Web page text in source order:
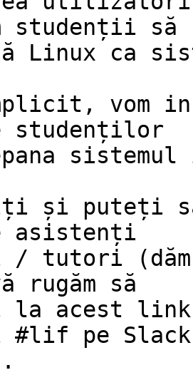
studenții să
Linux ca
vom
studenților
și puteți
asistenți
/ tutori
rugăm să
la acest
#lif pe